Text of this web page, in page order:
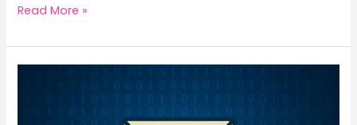
Independência
Morte:
mito,
Read More »